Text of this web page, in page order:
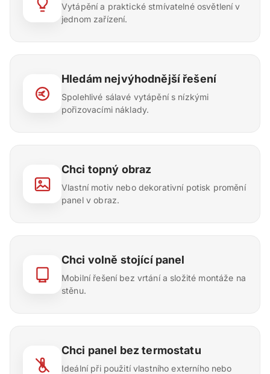
Vytápění a praktické stmívatelné osvětlení v
jednom zařízení.
Hledám nejvýhodnější řešení
Spolehlivé sálavé vytápění s nízkými
pořizovacími náklady.
Chci topný obraz
Vlastní motiv nebo dekorativní potisk promění
panel v obraz.
Chci volně stojící panel
Mobilní řešení bez vrtání a složité montáže na
stěnu.
Chci panel bez termostatu
Ideální při použití vlastního externího nebo